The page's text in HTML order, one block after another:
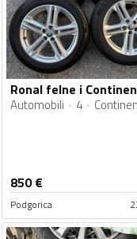
Automobili 4
850€
Podgorica